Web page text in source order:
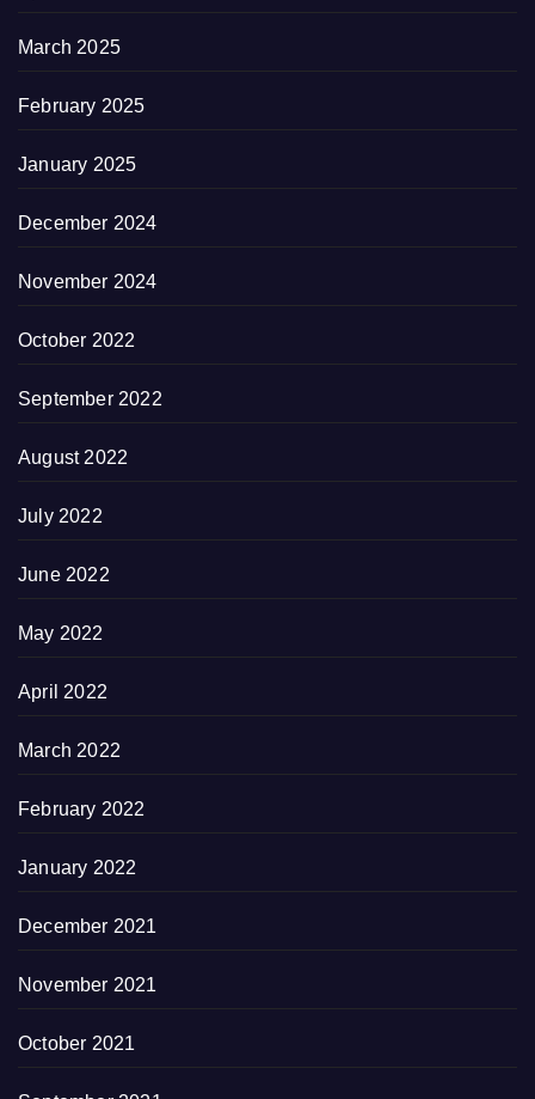
March 2025
February 2025
January 2025
December 2024
November 2024
October 2022
September 2022
August 2022
July 2022
June 2022
May 2022
April 2022
March 2022
February 2022
January 2022
December 2021
November 2021
October 2021